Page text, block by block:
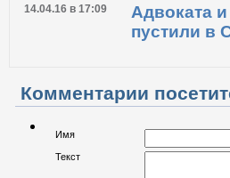
14.04.16 в 17:09
Адвоката
пустили в
Комментарии
Имя
Текст